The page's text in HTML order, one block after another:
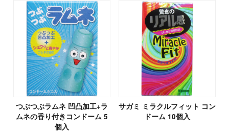
つぶつぶラムネ 凹凸加工+ラ
ムネの香り付きコンドーム 5
個入
サガミ ミラクルフィット コン
ドーム 10個入